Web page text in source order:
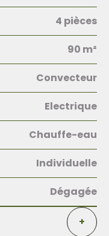
4 pièces
90 m²
Convecteur
Electrique
Chauffe-eau
Individuelle
Dégagée
+